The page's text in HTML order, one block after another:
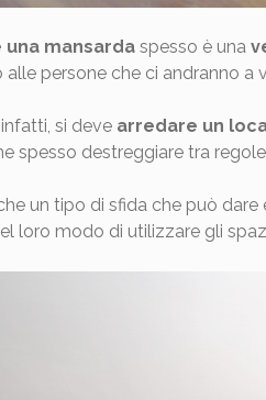
mansardaspesso è una
alle persone che ci andranno a
si deve arredare un
spesso destreggiare tra
un tipo di sfida che può
loro modo di utilizzare gli